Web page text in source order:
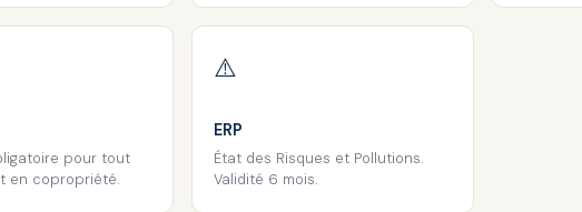
pour tout
en copropriété.
⚠️
ERP
État des Risques et Pollutions.
Validité 6 mois.